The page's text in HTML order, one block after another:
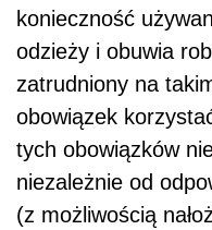
konieczność
odzieży i obuwia
zatrudniony na
obowiązek
tych obowiązków
niezależnie od
(z możliwością